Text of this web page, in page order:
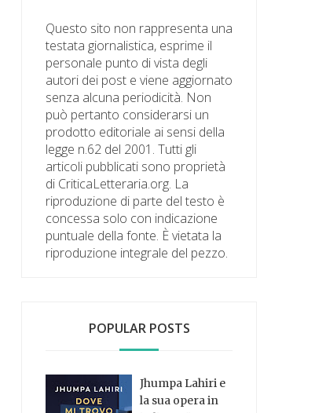
Questo sito non rappresenta una
testata giornalistica, esprime il
personale punto di vista degli
autori dei post e viene aggiornato
senza alcuna periodicità. Non
può pertanto considerarsi un
prodotto editoriale ai sensi della
legge n.62 del 2001. Tutti gli
articoli pubblicati sono proprietà
di CriticaLetteraria.org. La
riproduzione di parte del testo è
concessa solo con indicazione
puntuale della fonte. È vietata la
riproduzione integrale del pezzo.
POPULAR POSTS
Jhumpa Lahiri e
la sua opera in